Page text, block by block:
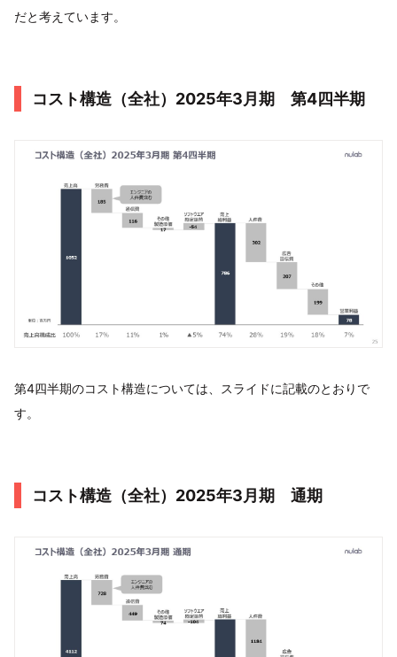
だと考えています。
コスト構造（全社）2025年3月期 第4四半期
第4四半期のコスト構造については、スライドに記載のとおりで
す。
コスト構造（全社）2025年3月期 通期